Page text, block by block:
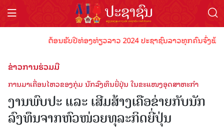
ຕ້ອນຮັບປີທ່ອງທ່ຽວລາວ 2024 ປະຊາຊົນລາວທຸກຄົນຈົ່ງພ້ອ
ຂ່າວການຮ່ວມມື
ການມາເຄື່ອນໄຫວຂອງກຸ່ມ ນັກລົງທຶນຍີ່ປຸ່ນ ໃນຂະແໜງອຸດສາຫະກຳ
ງານພົບປະ ແລະ ເສີມສ້າງເຄືອຂ່າຍກັບນັກ
ລົງທຶນຈາກຫົວໜ່ວຍທຸລະກິດຍີ່ປຸ່ນ